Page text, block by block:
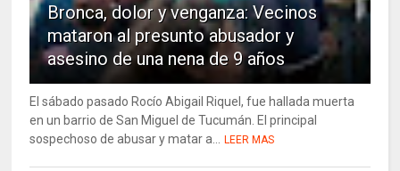
Bronca, dolor y venganza: Vecinos
mataron al presunto abusador y
asesino de una nena de 9 años
El sábado pasado Rocío Abigail Riquel, fue hallada muerta
en un barrio de San Miguel de Tucumán. El principal
sospechoso de abusar y matar a...
LEER MAS